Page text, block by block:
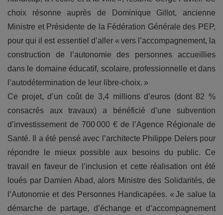
choix résonne auprès de Dominique Gillot, ancienne
Ministre et Présidente de la Fédération Générale des PEP,
pour qui il est essentiel d’aller « vers l’accompagnement, la
construction de l’autonomie des personnes accueillies
dans le domaine éducatif, scolaire, professionnelle et dans
l’autodétermination de leur libre-choix. »
Ce projet, d’un coût de 3,4 millions d’euros (dont 82 %
consacrés aux travaux) a bénéficié d’une subvention
d’investissement de 700 000 € de l’Agence Régionale de
Santé. Il a été pensé avec l’architecte Philippe Delers pour
répondre le mieux possible aux besoins du public. Ce
travail en faveur de l’inclusion et cette réalisation ont été
loués par Damien Abad, alors Ministre des Solidarités, de
l’Autonomie et des Personnes Handicapées. « Je salue la
démarche de partage, d’échange et d’accompagnement